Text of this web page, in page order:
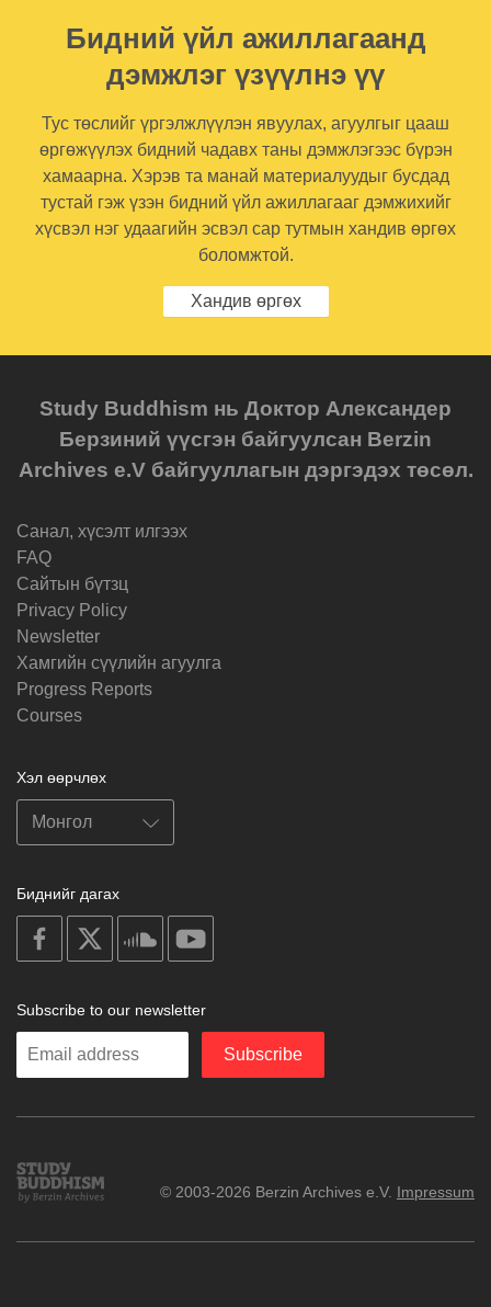
Бидний үйл ажиллагаанд
дэмжлэг үзүүлнэ үү
Тус төслийг үргэлжлүүлэн явуулах, агуулгыг цааш
өргөжүүлэх бидний чадавх таны дэмжлэгээс бүрэн
хамаарна. Хэрэв та манай материалуудыг бусдад
тустай гэж үзэн бидний үйл ажиллагааг дэмжихийг
хүсвэл нэг удаагийн эсвэл сар тутмын хандив өргөх
боломжтой.
Хандив өргөх
Study Buddhism нь Доктор Александер
Берзиний үүсгэн байгуулсан Berzin
Archives e.V байгууллагын дэргэдэх төсөл.
Санал, хүсэлт илгээх
FAQ
Cайтын бүтзц
Privacy Policy
Newsletter
Хамгийн сүүлийн агуулга
Progress Reports
Courses
Хэл өөрчлөх
Биднийг дагах
on
facebook
soundcloud
Subscribe to our newsletter
Enter
Subscribe
Study
Buddhism
© 2003-2026 Berzin Archives e.V. Impressum